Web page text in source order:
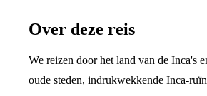
Over deze reis
We reizen door het land van de Inca's
oude steden, indrukwekkende Inca-